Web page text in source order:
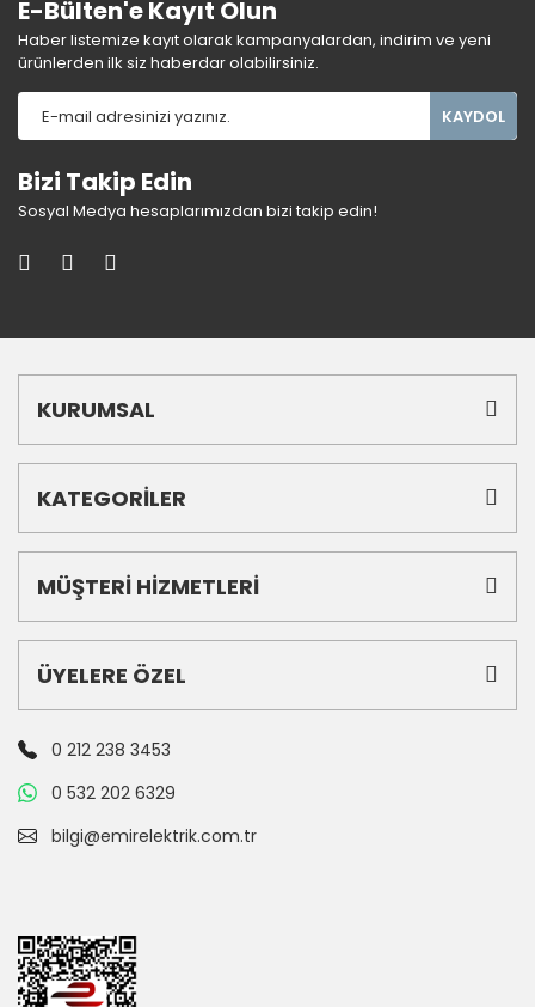
E-Bülten'e Kayıt Olun
Haber listemize kayıt olarak kampanyalardan, indirim ve yeni
ürünlerden ilk siz haberdar olabilirsiniz.
KAYDOL
Bizi Takip Edin
Sosyal Medya hesaplarımızdan bizi takip edin!
KURUMSAL
KATEGORİLER
MÜŞTERİ HİZMETLERİ
ÜYELERE ÖZEL
0 212 238 3453
0 532 202 6329
bilgi@emirelektrik.com.tr